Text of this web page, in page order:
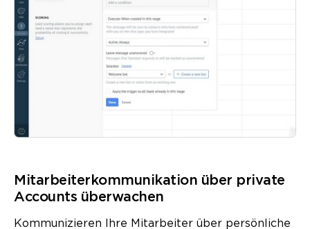
Mitarbeiter­kommunikation über private
Accounts überwachen
Kommunizieren Ihre Mitarbeiter über persönliche